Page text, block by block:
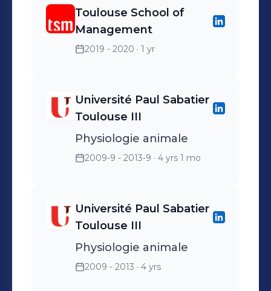
Toulouse School of
Management
2019 - 2020 · 1 yr
Université Paul Sabatier
Toulouse III
Physiologie animale
2009-9 - 2013-9 · 4 yrs 1 mo
Université Paul Sabatier
Toulouse III
Physiologie animale
2009 - 2013 · 4 yrs